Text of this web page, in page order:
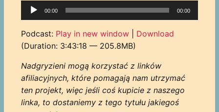
Odtwarzacz
plików
dźwiękowych
00:00 00:00
Podcast: Play in new window| Download
(Duration: 3:43:18 — 205.8MB)
Nadgryzieni mogą korzystać z linków
afiliacyjnych, które pomagają nam utrzymać
ten projekt, więc jeśli coś kupicie z naszego
linka, to dostaniemy z tego tytułu jakiegoś